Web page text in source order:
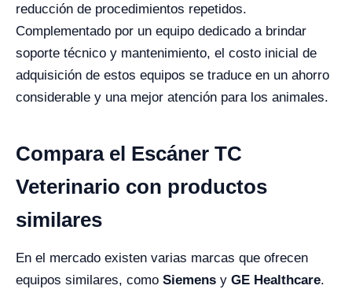
reducción de procedimientos repetidos.
Complementado por un equipo dedicado a brindar
soporte técnico y mantenimiento, el costo inicial de
adquisición de estos equipos se traduce en un ahorro
considerable y una mejor atención para los animales.
Compara el Escáner TC
Veterinario con productos
similares
En el mercado existen varias marcas que ofrecen
equipos similares, como Siemens y GE Healthcare.